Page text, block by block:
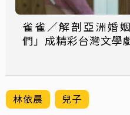
雀雀／解剖亞洲婚
們」成精彩台灣文學
林依晨 兒子